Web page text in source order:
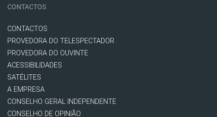
CONTACTOS
CONTACTOS
PROVEDORA DO TELESPECTADOR
PROVEDORA DO OUVINTE
ACESSIBILIDADES
SATÉLITES
A EMPRESA
CONSELHO GERAL INDEPENDENTE
CONSELHO DE OPINIÃO